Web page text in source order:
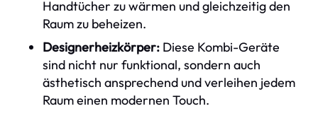
Handtücher zu wärmen und gleichzeitig den
Raum zu beheizen.
Designerheizkörper: Diese Kombi-Geräte
sind nicht nur funktional, sondern auch
ästhetisch ansprechend und verleihen jedem
Raum einen modernen Touch.